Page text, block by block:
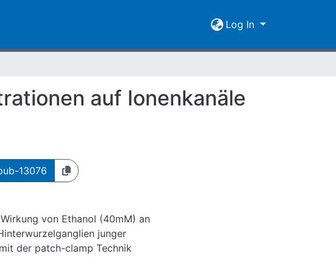
Log In
auf Ionenkanäle
13076
von Ethanol (40mM) an
junger
der patch-clamp Technik